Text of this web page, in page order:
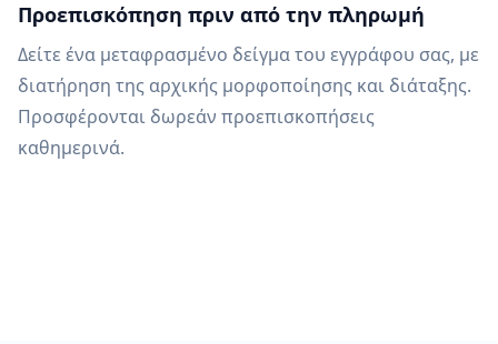
Προεπισκόπηση πριν από την πληρωμή
Δείτε ένα μεταφρασμένο δείγμα του εγγράφου σας, με
διατήρηση της αρχικής μορφοποίησης και διάταξης.
Προσφέρονται δωρεάν προεπισκοπήσεις
καθημερινά.